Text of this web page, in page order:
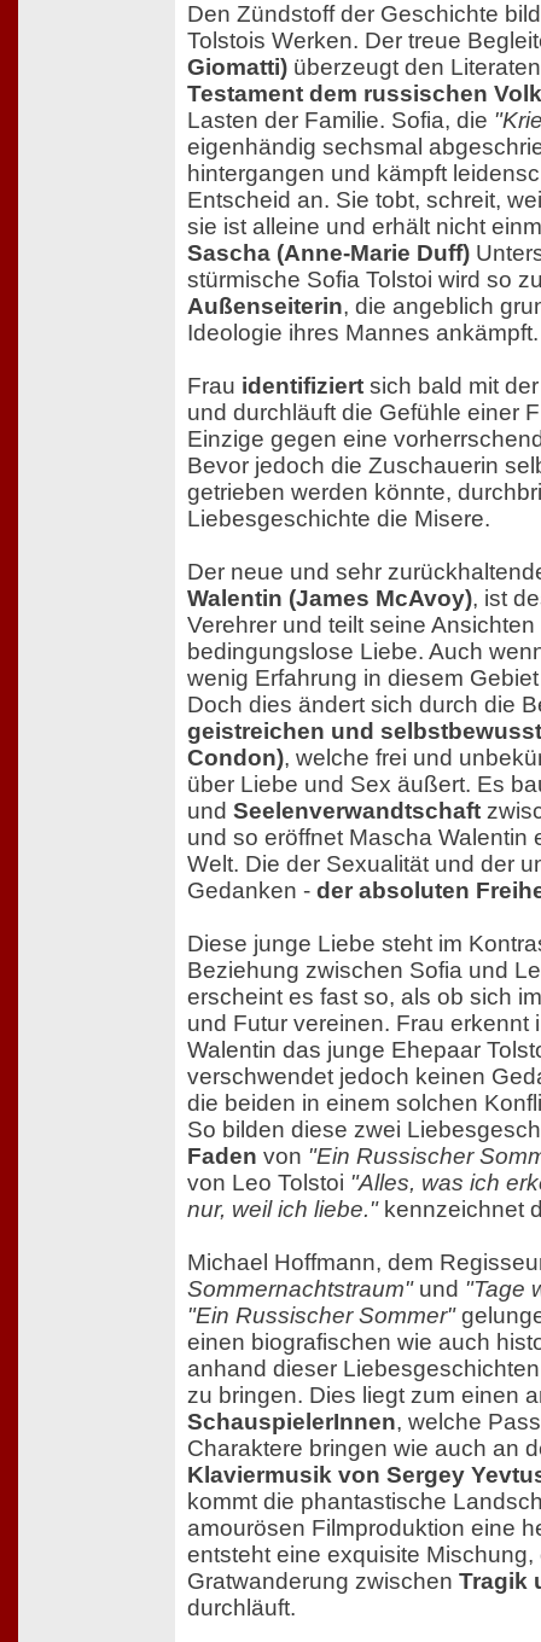
Den Zündstoff der Geschichte
Tolstois Werken. Der treue
Giomatti) überzeugt den
Testament dem russischen
Lasten der Familie. Sofia, die
eigenhändig sechsmal
hintergangen und kämpft
Entscheid an. Sie tobt, schreit,
sie ist alleine und erhält nicht
Sascha (Anne-Marie Duff)
stürmische Sofia Tolstoi wird so
Außenseiterin, die angeblich
Ideologie ihres Mannes ankämpft.
Frau identifiziert sich bald mit
und durchläuft die Gefühle einer
Einzige gegen eine
Bevor jedoch die Zuschauerin
getrieben werden könnte,
Liebesgeschichte die Misere.
Der neue und sehr
Walentin (James McAvoy), ist
Verehrer und teilt seine
bedingungslose Liebe. Auch
wenig Erfahrung in diesem
Doch dies ändert sich durch die
geistreichen und
Condon), welche frei und
über Liebe und Sex äußert. Es
und Seelenverwandtschaft
und so eröffnet Mascha Walentin
Welt. Die der Sexualität und der
Gedanken - der absoluten
Diese junge Liebe steht im
Beziehung zwischen Sofia und
erscheint es fast so, als ob sich
und Futur vereinen. Frau erkennt
Walentin das junge Ehepaar
verschwendet jedoch keinen
die beiden in einem solchen
So bilden diese zwei
Faden von "Ein Russischer
von Leo Tolstoi "Alles, was ich
nur, weil ich liebe."kennzeichnet
Michael Hoffmann, dem
Sommernachtstraum"und "Tage
"Ein Russischer Sommer"
einen biografischen wie auch
anhand dieser
zu bringen. Dies liegt zum einen
SchauspielerInnen, welche
Charaktere bringen wie auch an
Klaviermusik von Sergey
kommt die phantastische
amourösen Filmproduktion eine
entsteht eine exquisite Mischung,
Gratwanderung zwischen Tragik
durchläuft.